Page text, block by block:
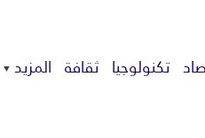
تكنولوجيا ثقافة المزيد